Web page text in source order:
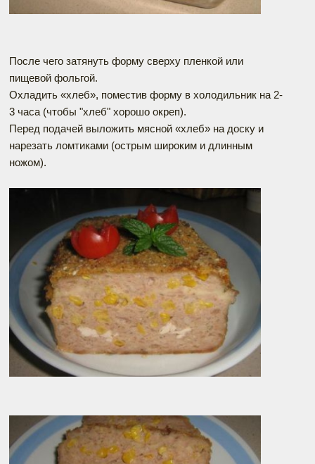
После чего затянуть форму сверху пленкой или
пищевой фольгой.
Охладить «хлеб», поместив форму в холодильник на 2-
3 часа (чтобы "хлеб" хорошо окреп).
Перед подачей выложить мясной «хлеб» на доску и
нарезать ломтиками (острым широким и длинным
ножом).